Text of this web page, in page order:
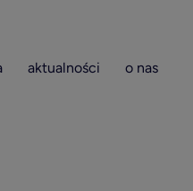
aktualności o nas